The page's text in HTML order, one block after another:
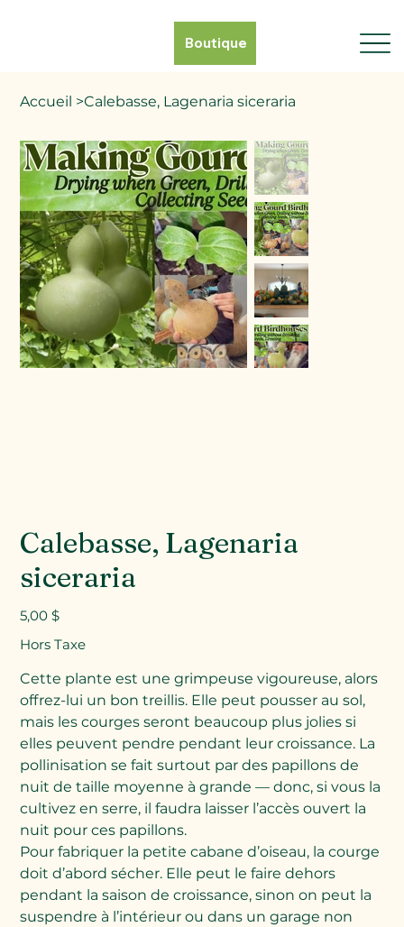
Boutique
Accueil >Calebasse, Lagenaria siceraria
Calebasse, Lagenaria
siceraria
Prix
5,00 $
Hors Taxe
Cette plante est une grimpeuse vigoureuse, alors
offrez-lui un bon treillis. Elle peut pousser au sol,
mais les courges seront beaucoup plus jolies si
elles peuvent pendre pendant leur croissance. La
pollinisation se fait surtout par des papillons de
nuit de taille moyenne à grande — donc, si vous la
cultivez en serre, il faudra laisser l’accès ouvert la
nuit pour ces papillons.
Pour fabriquer la petite cabane d’oiseau, la courge
doit d’abord sécher. Elle peut le faire dehors
pendant la saison de croissance, sinon on peut la
suspendre à l’intérieur ou dans un garage non